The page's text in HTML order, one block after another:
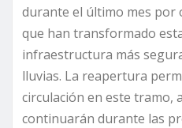
durante el último mes por
que han transformado
infraestructura más
lluvias. La reapertura
circulación en este tramo,
continuarán durante las